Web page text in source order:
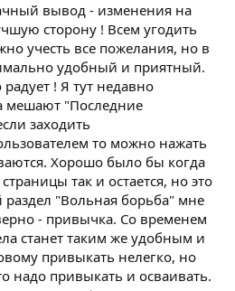
вывод - изменения на
сторону ! Всем угодить
учесть все пожелания, но в
удобный и приятный.
! Я тут недавно
мешают "Последние
заходить
то можно нажать
Хорошо было бы когда
так и остается, но это
"Вольная борьба" мне
- привычка. Со временем
станет таким же удобным и
привыкать нелегко, но
надо привыкать и осваивать.